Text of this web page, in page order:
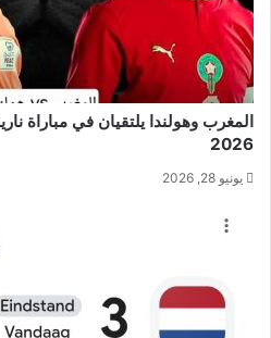
2026
يونيو 28, 2026